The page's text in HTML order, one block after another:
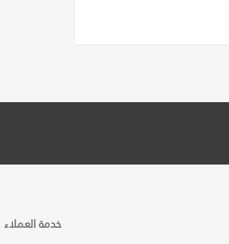
خدمة العملاء